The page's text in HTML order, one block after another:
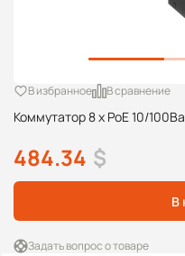
Коммутатор 8 x PoE 10/
В избранное В сравнение
484.34 $
В
Задать вопрос о товаре